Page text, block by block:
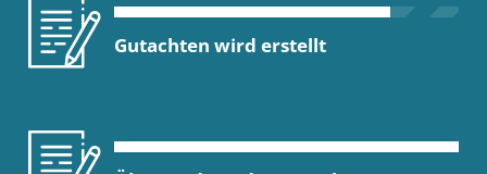
Gutachten wird erstellt